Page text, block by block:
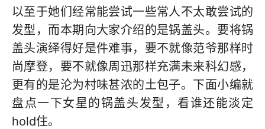
以至于她们经常能尝试一些常人不太敢尝试的
发型，而本期向大家介绍的是锅盖头。要将锅
盖头演绎得好是件难事，要不就像范爷那样时
尚摩登，要不就像周迅那样充满未来科幻感，
更有的是沦为村味甚浓的土包子。下面小编就
盘点一下女星的锅盖头发型，看谁还能淡定
hold住。